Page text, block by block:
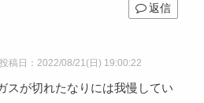
返信
投稿日：2022/08/21(日) 19:00:22
スが切れたなりには我慢してい